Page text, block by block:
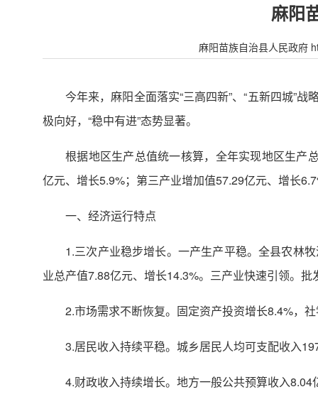
麻阳
麻阳苗族自治县人民政府
今年来，麻阳全面落实“三高四新”、“五新四城”
极向好，“稳中有进”态势显著。
根据地区生产总值统一核算，全年实现地区生产
亿元、增长5.9%；第三产业增加值57.29亿元、增长
一、经济运行特点
1.三次产业稳步增长。一产生产平稳。全县农林
业总产值7.88亿元、增长14.3%。三产业快速引领。
2.市场需求不断恢复。固定资产投资增长8.4%，
3.居民收入持续平稳。城乡居民人均可支配收入
4.财政收入持续增长。地方一般公共预算收入